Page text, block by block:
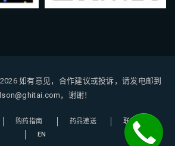
如有意见，合作建议或投诉，请发电邮到
，谢谢！
购药指南 药品递送
联系我们
EN